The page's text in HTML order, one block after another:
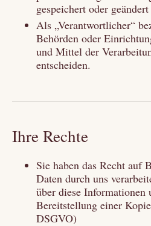
gespeichert oder
Als „Verantwortlicher“
Behörden oder
und Mittel der
entscheiden.
Ihre Rechte
Sie haben das Recht auf
Daten durch uns
über diese Informationen
Bereitstellung einer
DSGVO)